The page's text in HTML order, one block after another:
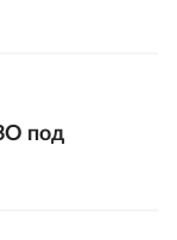
под